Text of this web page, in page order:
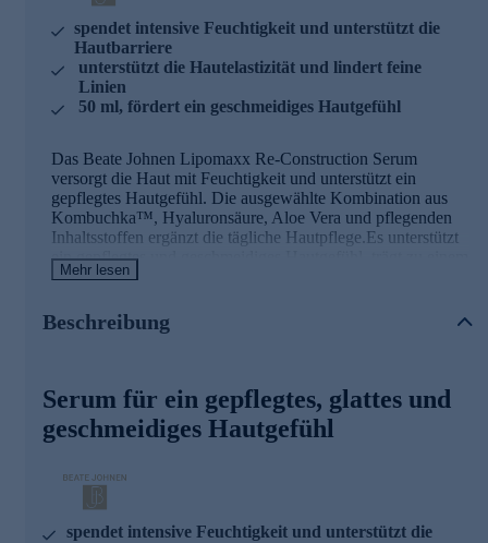
spendet intensive Feuchtigkeit und unterstützt die
Hautbarriere
unterstützt die Hautelastizität und lindert feine
Linien
50 ml, fördert ein geschmeidiges Hautgefühl
Das Beate Johnen Lipomaxx Re-Construction Serum
versorgt die Haut mit Feuchtigkeit und unterstützt ein
gepflegtes Hautgefühl. Die ausgewählte Kombination aus
Kombuchka™, Hyaluronsäure, Aloe Vera und pflegenden
Inhaltsstoffen ergänzt die tägliche Hautpflege.Es unterstützt
ein gepflegtes und geschmeidiges Hautgefühl, trägt zu einem
frischen Hautbild bei.
Die Hauptinhaltsstoffe des Serums und ihre
Kombuchka™
Kombuchka™ ist ein fermentierter Pflegewirkstoff, der die
kosmetische Hautpflege ergänzt.
- Unterstützt ein gepflegtes Erscheinungsbild der Haut
- Trägt zu einer frischen Ausstrahlung bei
Mehr lesen
Beschreibung
Serum für ein gepflegtes, glattes und
geschmeidiges Hautgefühl
spendet intensive Feuchtigkeit und unterstützt die